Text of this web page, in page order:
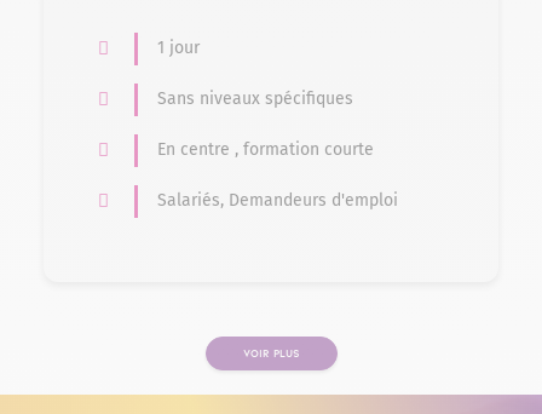
1 jour
Sans niveaux spécifiques
En centre , formation courte
Salariés, Demandeurs d'emploi
VOIR PLUS